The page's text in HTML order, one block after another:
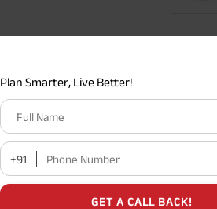
Plan Smarter, Live Better!
Full Name
+91 Phone Number
GET A CALL BACK!